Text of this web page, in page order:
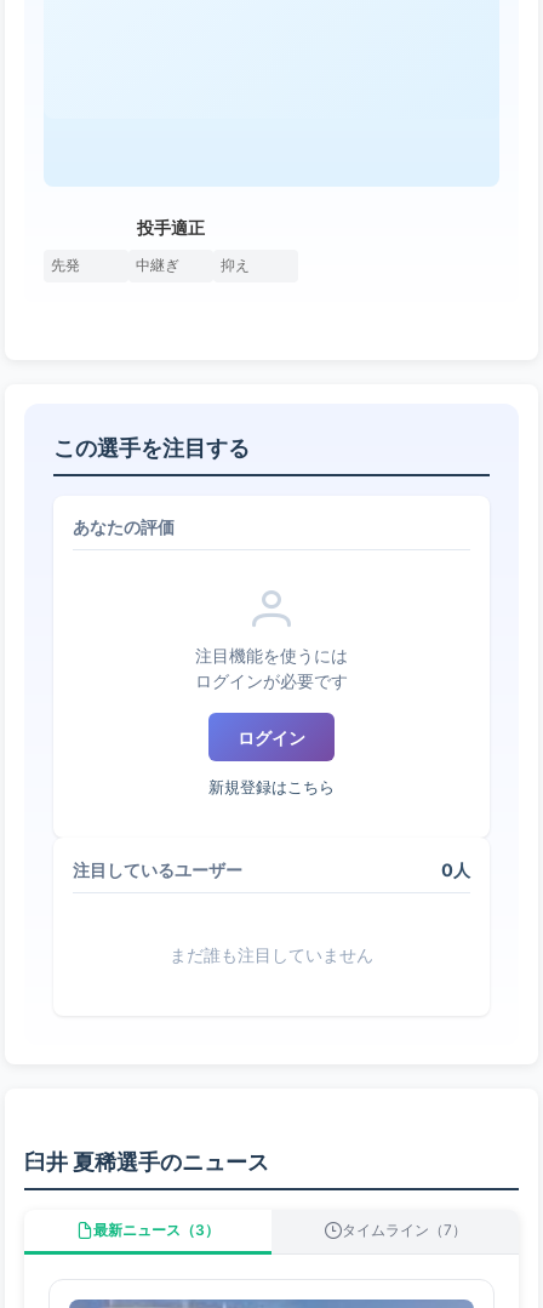
投手適正
先発 中継ぎ 抑え
この選手を注目する
あなたの評価
注目機能を使うには
ログインが必要です
ログイン
新規登録はこちら
注目しているユーザー 0人
まだ誰も注目していません
臼井 夏稀選手のニュース
最新ニュース（3） タイムライン（7）